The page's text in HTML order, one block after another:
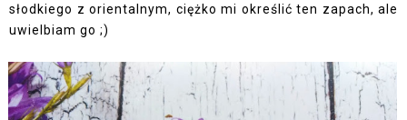
słodkiego z orientalnym, ciężko mi określić ten zapach, ale
uwielbiam go ;)